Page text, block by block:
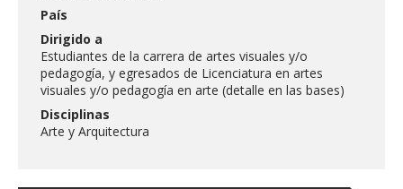
País
Dirigido a
Estudiantes de la carrera de artes visuales y/o
pedagogía, y egresados de Licenciatura en artes
visuales y/o pedagogía en arte (detalle en las bases)
Disciplinas
Arte y Arquitectura